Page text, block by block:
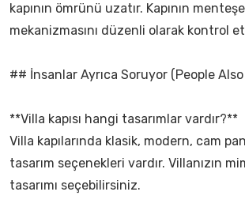
kapının ömrünü uzatır. Kapının
mekanizmasını düzenli olarak kontrol
## İnsanlar Ayrıca Soruyor (People
**Villa kapısı hangi tasarımlar vardır?**
Villa kapılarında klasik, modern, cam
tasarım seçenekleri vardır. Villanızın
tasarımı seçebilirsiniz.